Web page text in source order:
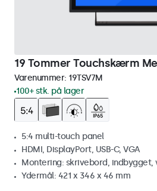
19 Tommer Touchskærm
Varenummer: 19TSV7M
100+ stk. på lager
5:4 multi-touch panel
HDMI, DisplayPort, USB-C, VGA
Montering: skrivebord,
Ydermål: 421 x 346 x 46 mm